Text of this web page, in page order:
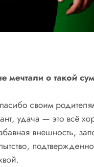
мечтали о такой
своим
удача — это всё
внешность,